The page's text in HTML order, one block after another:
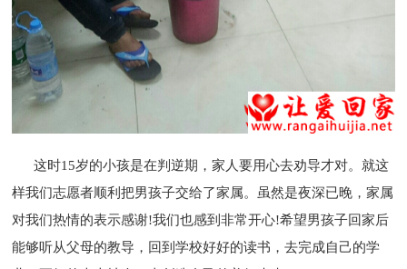
这时15岁的小孩是在判逆期，家人要用心去劝导才对。就这
样我们志愿者顺利把男孩子交给了家属。虽然是夜深已晚，家属
对我们热情的表示感谢!我们也感到非常开心!希望男孩子回家后
能够听从父母的教导，回到学校好好的读书，去完成自己的学